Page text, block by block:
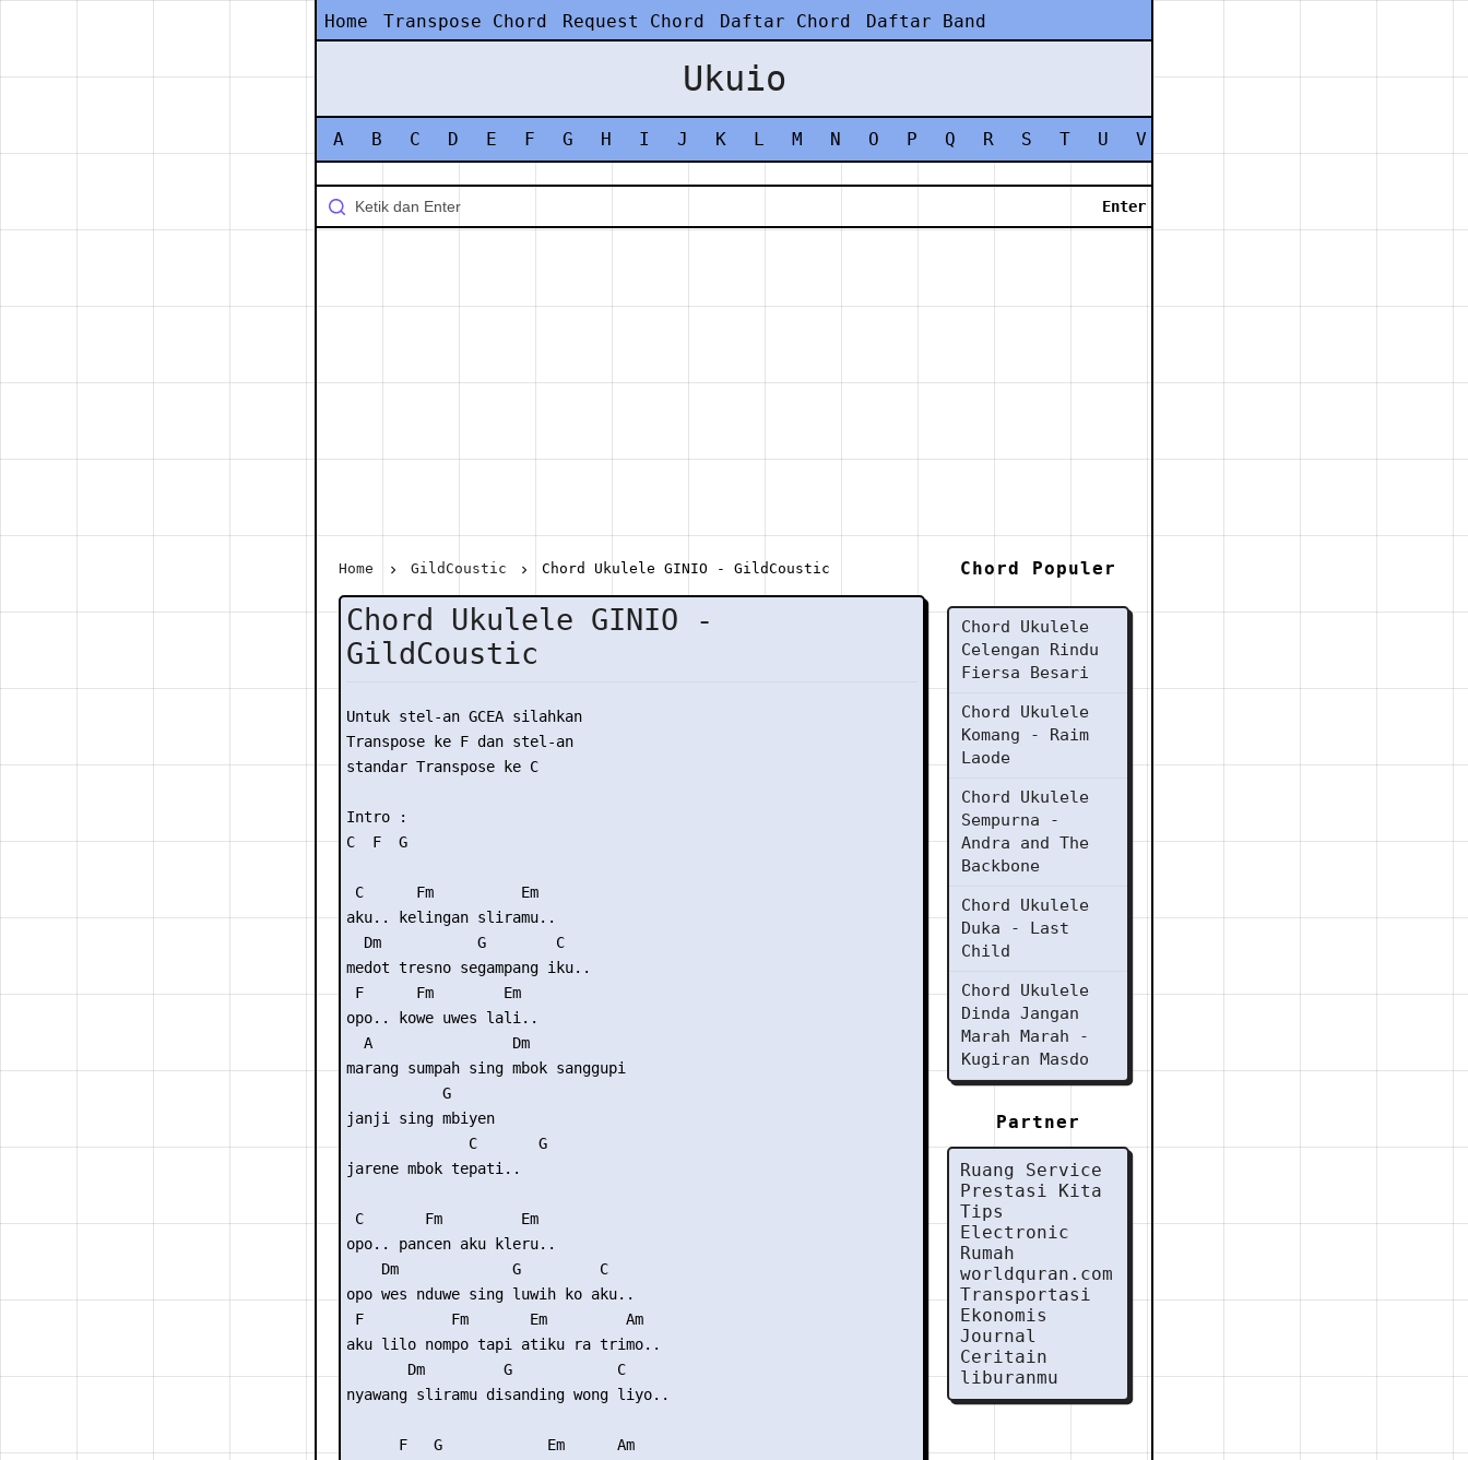
Home Transpose Chord Request Chord Daftar Chord Daftar Band
Ukuio
A B C D E F G H I J K L M N O P Q R S T U V
Home GildCoustic Chord Ukulele GINIO - GildCoustic
Chord Ukulele GINIO -
GildCoustic
Untuk stel-an GCEA silahkan
Transpose ke F dan stel-an
standar Transpose ke C
Intro :
C  F  G
C      Fm          Em
aku.. kelingan sliramu..
  Dm           G        C
medot tresno segampang iku..
F      Fm        Em
opo.. kowe uwes lali..
  A                Dm
marang sumpah sing mbok sanggupi
           G
janji sing mbiyen
              C       G
jarene mbok tepati..
C       Fm         Em
opo.. pancen aku kleru..
    Dm             G         C
opo wes nduwe sing luwih ko aku..
F          Fm       Em         Am
aku lilo nompo tapi atiku ra trimo..
       Dm         G            C
nyawang sliramu disanding wong liyo..
      F   G            Em      Am
Chord Populer
Chord Ukulele
Celengan Rindu
Fiersa Besari
Chord Ukulele
Komang - Raim
Laode
Chord Ukulele
Sempurna -
Andra and The
Backbone
Chord Ukulele
Duka - Last
Child
Chord Ukulele
Dinda Jangan
Marah Marah -
Kugiran Masdo
Partner
Ruang Service
Prestasi Kita
Tips
Electronic
Rumah
worldquran.com
Transportasi
Ekonomis
Journal
Ceritain
liburanmu